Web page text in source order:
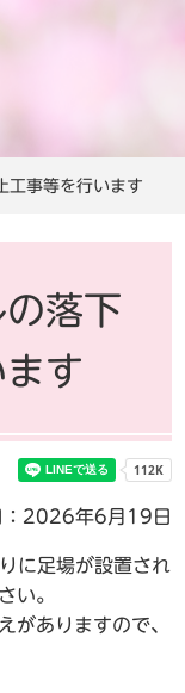
工事等を行います
落下
す
：2026年6月19日
に足場が設置され
い。
がありますので、